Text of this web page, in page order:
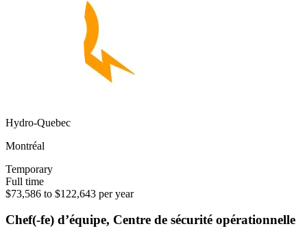
Hydro-Quebec
Montréal
Temporary
Full time
$73,586 to $122,643 per year
Chef(-fe) d’équipe, Centre de sécurité opérationnelle